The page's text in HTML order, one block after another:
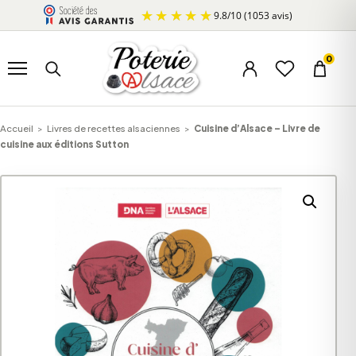
Aller au contenu 9.8/10(1053 avis)
Rechercher un produit
Menu du compte
Liste Panier
0
Accueil > Livres de recettes alsaciennes > Cuisine d’Alsace – Livre de
cuisine aux éditions Sutton